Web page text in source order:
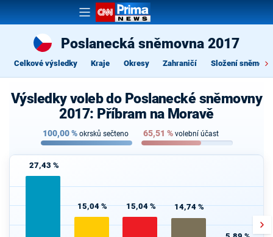
Poslanecká sněmovna 2017
Celkové výsledky Kraje Okresy Zahraničí Složení
Výsledky voleb do Poslanecké sněmovny
2017: Příbram na Moravě
100,00% okrsků sečteno 65,51 % volební účast
27,43 %
15,04 % 15,04 % 14,74 %